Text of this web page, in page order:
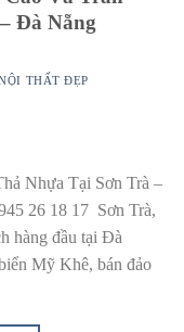
Đà Nẵng
THẤT ĐẸP
Nhựa Tại Sơn Trà –
26 18 17 Sơn Trà,
hàng đầu tại Đà
Mỹ Khê, bán đảo